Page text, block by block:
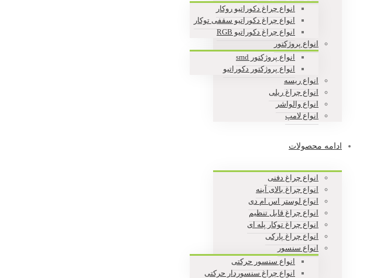
انواع چراغ دکوراتیو روکار
انواع چراغ دکوراتیو سقفی توکار
انواع چراغ دکوراتیو RGB
انواع پروژکتور
انواع پروژکتور smd
انواع پروژکتور دکوراتیو
انواع ریسه
انواع چراغ ریلی
انواع والواشر
انواع لامپ
ادامه محصولات
انواع چراغ دفنی
انواع چراغ بالای آینه
انواع لوستر اس ام دی
انواع چراغ قابل تنظیم
انواع چراغ توکار پله ای
انواع چراغ پارکی
انواع سنسور
انواع سنسور حرکتی
انواع چراغ سنسوردار حرکتی